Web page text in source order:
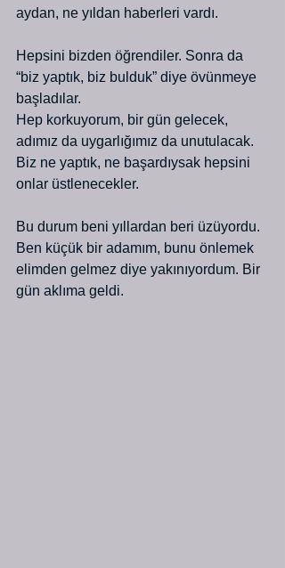
aydan, ne yıldan haberleri vardı.
Hepsini bizden öğrendiler. Sonra da
“biz yaptık, biz bulduk” diye övünmeye
başladılar.
Hep korkuyorum, bir gün gelecek,
adımız da uygarlığımız da unutulacak.
Biz ne yaptık, ne başardıysak hepsini
onlar üstlenecekler.
Bu durum beni yıllardan beri üzüyordu.
Ben küçük bir adamım, bunu önlemek
elimden gelmez diye yakınıyordum. Bir
gün aklıma geldi.